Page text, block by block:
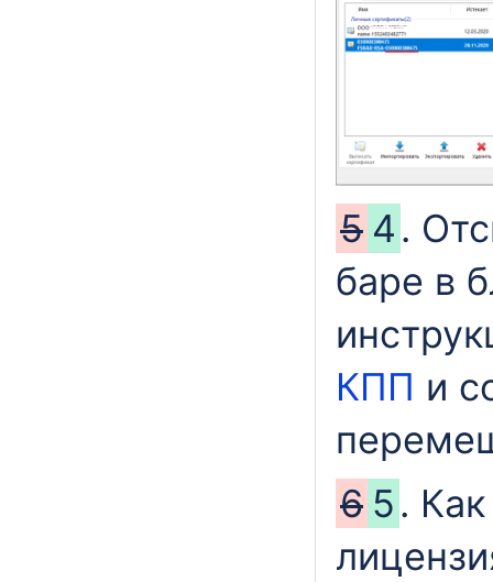
5 4.
баре в
КПП и
6 5.